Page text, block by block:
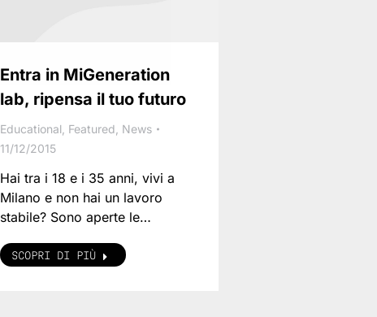
Entra in MiGeneration
lab, ripensa il tuo futuro
Educational Featured News
11/12/2015
Hai tra i 18 e i 35 anni, vivi a
Milano e non hai un lavoro
stabile? Sono aperte le…
SCOPRI DI PIÙ